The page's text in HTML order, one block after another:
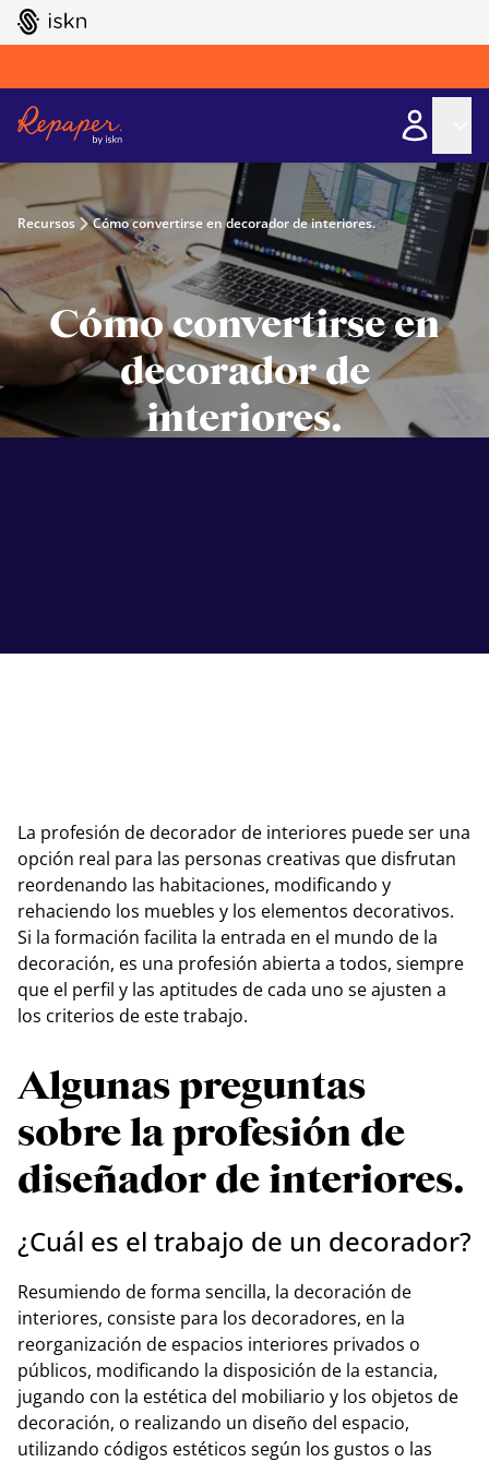
GO TO ISKN HOME
Recursos Cómo convertirse en decorador de interiores.
Cómo convertirse en
decorador de
interiores.
La profesión de decorador de interiores puede ser una
opción real para las personas creativas que disfrutan
reordenando las habitaciones, modificando y
rehaciendo los muebles y los elementos decorativos.
Si la formación facilita la entrada en el mundo de la
decoración, es una profesión abierta a todos, siempre
que el perfil y las aptitudes de cada uno se ajusten a
los criterios de este trabajo.
Algunas preguntas
sobre la profesión de
diseñador de interiores.
¿Cuál es el trabajo de un decorador?
Resumiendo de forma sencilla, la decoración de
interiores, consiste para los decoradores, en la
reorganización de espacios interiores privados o
públicos, modificando la disposición de la estancia,
jugando con la estética del mobiliario y los objetos de
decoración, o realizando un diseño del espacio,
utilizando códigos estéticos según los gustos o las